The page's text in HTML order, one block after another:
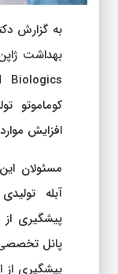
به گزارش
بهداشت
کوماموتو
افزایش
مسئولان
پیشگیری از
پانل تخصصی
پیشگیری از